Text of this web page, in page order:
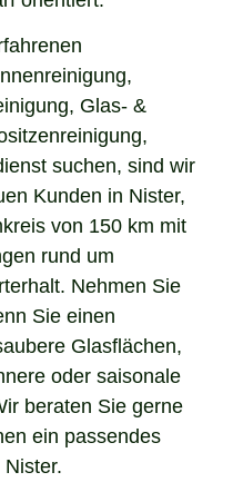
Glas- &
suchen, sind wir
Kunden in Nister,
von 150 km mit
rund um
Nehmen Sie
Sie einen
Glasflächen,
oder saisonale
beraten Sie gerne
ein passendes